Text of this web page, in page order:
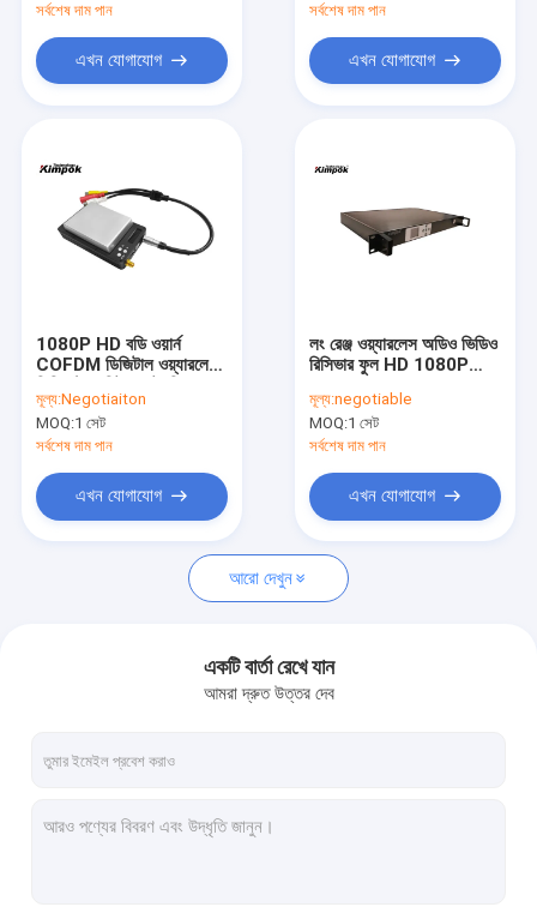
পণ্য
ভিডিও
আমাদের সম্বন্ধে
গুণমান নিয়ন্ত্রণ
খবর
এফপিভি ভিডিও রিসিভার
সর্বশেষ দাম পান
এখন যোগাযোগ
সর্বশেষ দাম পান
এখন যোগাযোগ
1080P HD বডি ওয়ার্ন
COFDM ডিজিটাল ওয়্যারলেস
মূল্য:Negotiaiton
MOQ:1 সেট
সর্বশেষ দাম পান
এখন যোগাযোগ
লং রেঞ্জ ওয়্যারলেস অডিও ভিডিও
রিসিভার ফুল HD 1080P
মূল্য:negotiable
MOQ:1 সেট
সর্বশেষ দাম পান
এখন যোগাযোগ
আরো দেখুন
একটি বার্তা রেখে যান
আমরা দ্রুত উত্তর দেব